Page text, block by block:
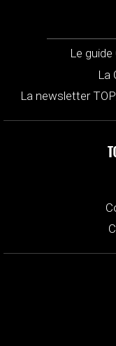
Le
La
La newsletter